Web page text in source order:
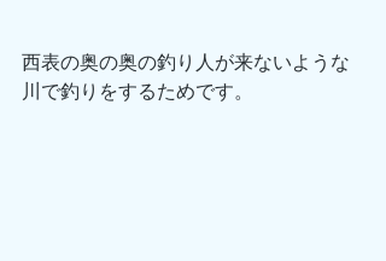
西表の奥の奥の釣り人が来ないような
川で釣りをするためです。